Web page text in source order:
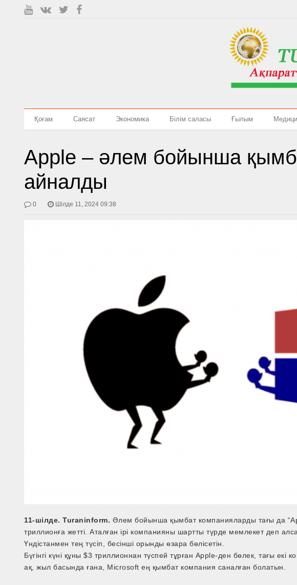
Қоғам Саясат Экономика Білім саласы Ғылым
Apple – әлем бойынша
айналды
0 Шілде 11, 2024 09:38
11-шілде. Turaninform. Әлем бойынша қымбат компанияларды тағы да
триллионға жетті. Аталған ірі компанияны шартты түрде мемлекет деп
Үндістанмен тең түсіп, бесінші орынды өзара бөлісетін.
Бүгінгі күні құны $3 триллионнан түспей тұрған Apple-ден бөлек, тағы
ақ, жыл басында ғана, Microsoft ең қымбат компания саналған болатын.